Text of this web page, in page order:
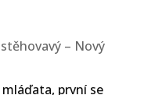
– Nový
první se